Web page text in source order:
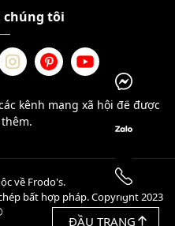
chúng tôi
kênh mạng xã hội để được
về Frodo's.
bất hợp pháp. Copyright 2023
ĐẦU TRANG